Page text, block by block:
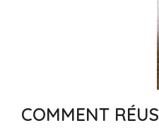
COMMENT